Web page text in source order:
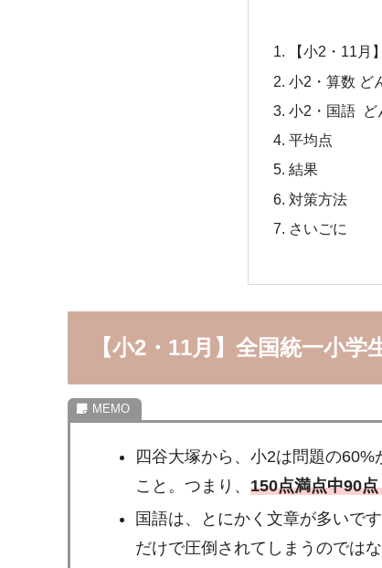
【小2・11
小2・算数 ど
小2・国語 ど
平均点
結果
対策方法
さいごに
【小2・11月】全国統一小
四谷大塚から、小2は問題の
こと。つまり、 150点満点中90
国語は、とにかく文章が多いで
だけで圧倒されてしまうのでは